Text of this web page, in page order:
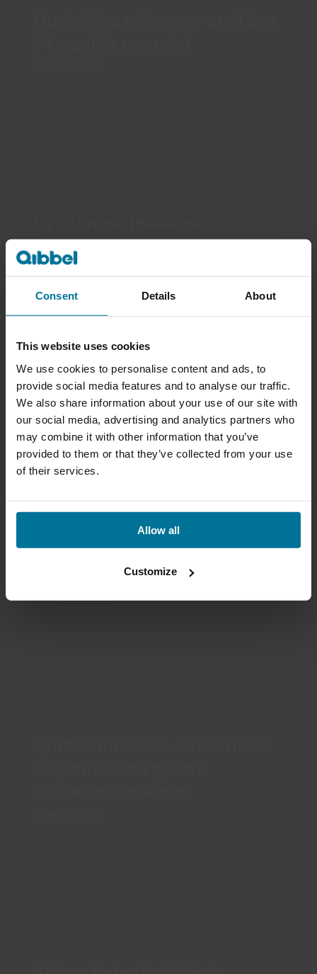
Consent Details About
This website uses cookies
We use cookies to personalise content and ads, to
provide social media features and to analyse our traffic.
We also share information about your use of our site with
our social media, advertising and analytics partners who
may combine it with other information that you’ve
provided to them or that they’ve collected from your use
of their services.
Allow all
Customize
chaque vélo : découvrez le
support repose-pieds XL
Qibbel Junior 6+
Read more
En Toute Sécurité Avec
Votre Enfant Peut-Il Utiliser
Un Siège Vélo ?